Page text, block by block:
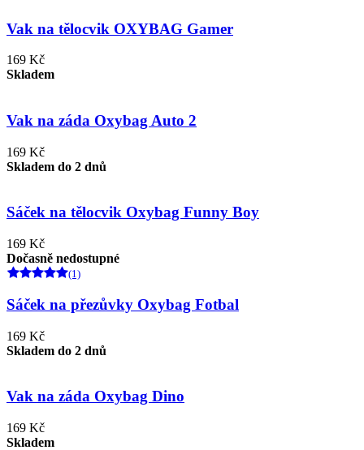
Vak na tělocvik OXYBAG Gamer
169 Kč
Skladem
Vak na záda Oxybag Auto 2
169 Kč
Skladem do 2 dnů
Sáček na tělocvik Oxybag Funny Boy
169 Kč
Dočasně nedostupné
(1)
Sáček na přezůvky Oxybag Fotbal
169 Kč
Skladem do 2 dnů
Vak na záda Oxybag Dino
169 Kč
Skladem